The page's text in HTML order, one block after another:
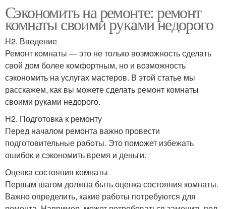
Сэкономить на ремонте: ремонт
комнаты своими руками недорого
H2. Введение
Ремонт комнаты — это не только возможность сделать
свой дом более комфортным, но и возможность
сэкономить на услугах мастеров. В этой статье мы
расскажем, как вы можете сделать ремонт комнаты
своими руками недорого.
H2. Подготовка к ремонту
Перед началом ремонта важно провести
подготовительные работы. Это поможет избежать
ошибок и сэкономить время и деньги.
Оценка состояния комнаты
Первым шагом должна быть оценка состояния комнаты.
Важно определить, какие работы потребуются для